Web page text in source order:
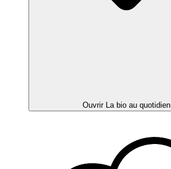
Ouvrir La bio au quotidien